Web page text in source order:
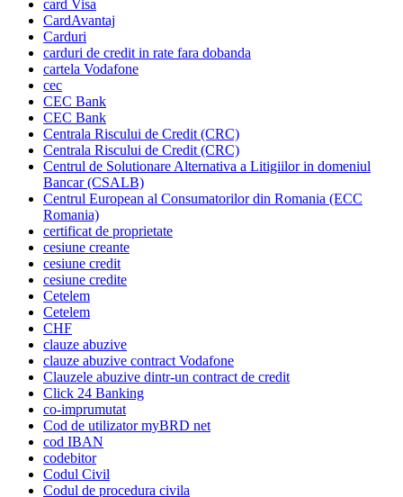
card Visa
CardAvantaj
Carduri
carduri de credit in rate fara dobanda
cartela Vodafone
cec
CEC Bank
CEC Bank
Centrala Riscului de Credit (CRC)
Centrala Riscului de Credit (CRC)
Centrul de Solutionare Alternativa a Litigiilor in domeniul
Bancar (CSALB)
Centrul European al Consumatorilor din Romania (ECC
Romania)
certificat de proprietate
cesiune creante
cesiune credit
cesiune credite
Cetelem
Cetelem
CHF
clauze abuzive
clauze abuzive contract Vodafone
Clauzele abuzive dintr-un contract de credit
Click 24 Banking
co-imprumutat
Cod de utilizator myBRD net
cod IBAN
codebitor
Codul Civil
Codul de procedura civila